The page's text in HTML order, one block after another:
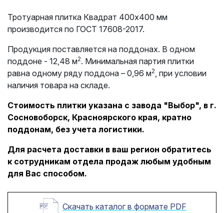
Тротуарная плитка Квадрат 400х400 мм
производится по ГОСТ 17608-2017.
Продукция поставляется на поддонах. В одном
поддоне - 12,48 м2. Минимальная партия плитки
равна одному ряду поддона – 0,96 м2 , при условии
наличия товара на складе.
Стоимость плитки указана с завода "Выбор", в г.
Сосновоборск, Красноярского края, кратно
поддонам, без учета логистики.
Для расчета доставки в ваш регион обратитесь
к сотрудникам отдела продаж любым удобным
для Вас способом.
Скачать каталог в формате PDF